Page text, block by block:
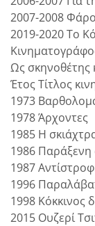
2007-2008
2019-2020 Το
Ως σκηνοθέτης
Έτος Τίτλος
1973
1978 Άρχοντες
1985 Η
1986
1987
1996
1998 Κόκκινος
2015 Ουζερί